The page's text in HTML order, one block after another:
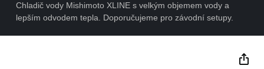
Chladič vody Mishimoto XLINE s velkým objemem vody a
lepším odvodem tepla. Doporučujeme pro závodní setupy.